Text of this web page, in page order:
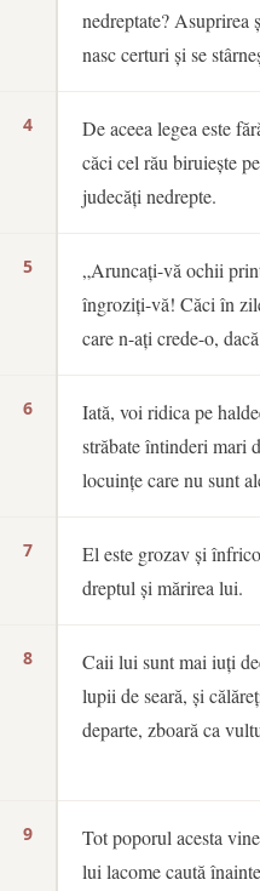
4
5
6
7
8
9
nedreptate? Asuprirea
nasc certuri și se
De aceea legea este
căci cel rău biruiește
judecăți nedrepte.
„Aruncați-vă ochii
îngroziți-vă! Căci în
care n-ați crede-o,
Iată, voi ridica pe
străbate întinderi mari
locuințe care nu sunt
El este grozav și
dreptul și mărirea lui.
Caii lui sunt mai iuți
lupii de seară, și
departe, zboară ca
Tot poporul acesta
lui lacome caută